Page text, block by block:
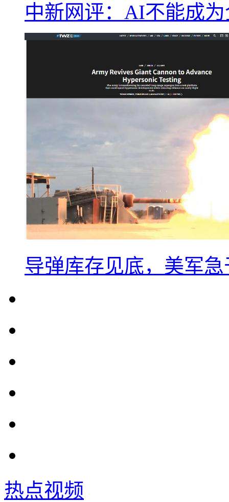
中新网评：AI不能成
导弹库存见底，美军
热点视频